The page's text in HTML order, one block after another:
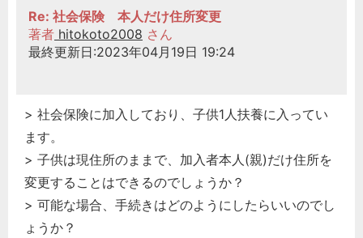
Re: 社会保険 本人だけ住所変更
著者 hitokoto2008 さん
最終更新日:2023年04月19日 19:24
> 社会保険に加入しており、子供1人扶養に入ってい
ます。
> 子供は現住所のままで、加入者本人(親)だけ住所を
変更することはできるのでしょうか？
> 可能な場合、手続きはどのようにしたらいいのでし
ょうか？